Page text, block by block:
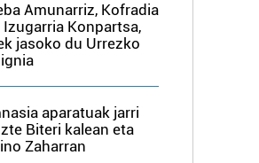
Amunarriz, Kofradia
Izugarria Konpartsa,
jasoko du Urrezko
aparatuak jarri
Biteri kalean eta
Zaharran